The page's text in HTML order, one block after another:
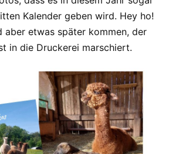
Kalender geben wird. Hey ho!
aber etwas später kommen, der
in die Druckerei marschiert.